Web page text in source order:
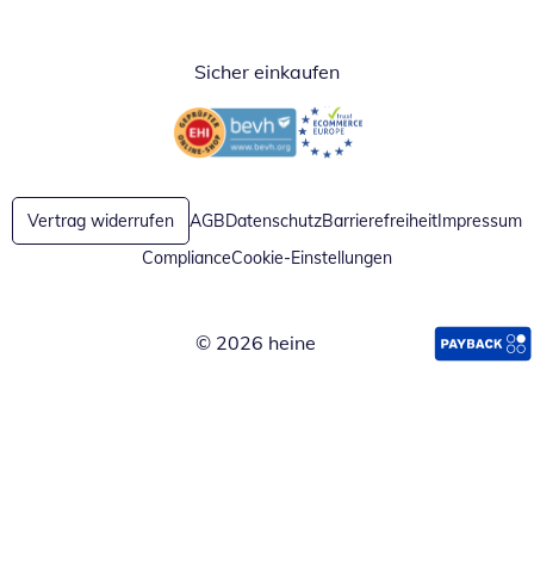
Sicher einkaufen
Öffnet in neuem FensterÖffnet in neuem Fenster
Vertrag widerrufen AGBDatenschutzBarrierefreiheitImpressum
ComplianceCookie-Einstellungen
© 2026 heine